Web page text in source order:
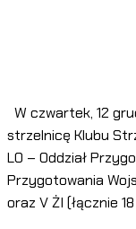
W czwartek, 12
strzelnicę Klubu
LO – Oddział
Przygotowania
oraz V ŻI (łącznie